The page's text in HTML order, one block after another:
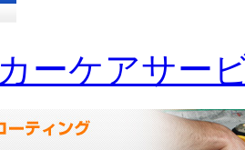
カーケアサー